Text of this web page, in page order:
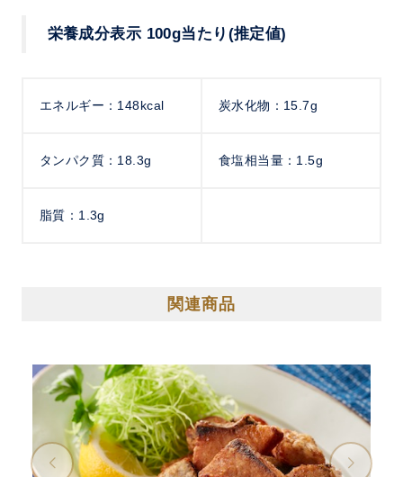
栄養成分表示 100g当たり(推定値)
エネルギー：148kcal 炭水化物：15.7g
タンパク質：18.3g 食塩相当量：1.5g
脂質：1.3g
関連商品